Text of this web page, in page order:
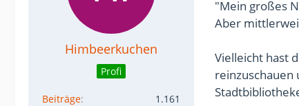
Himbeerkuchen
Profi
Beiträge 1.161
"Mein großes
Aber
Vielleicht hast
reinzuschauen